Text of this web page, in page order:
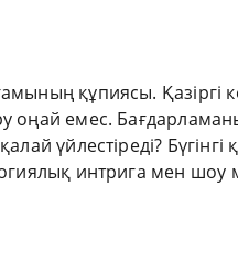
құпиясы. Қазіргі
оңай емес.
үйлестіреді?
интрига мен шоу